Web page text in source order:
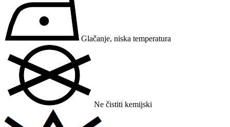
Glačanje, niska temperatura
Ne čistiti kemijski